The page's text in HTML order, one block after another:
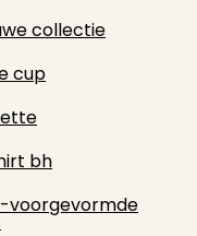
collectie
cup
bh
voorgevormde